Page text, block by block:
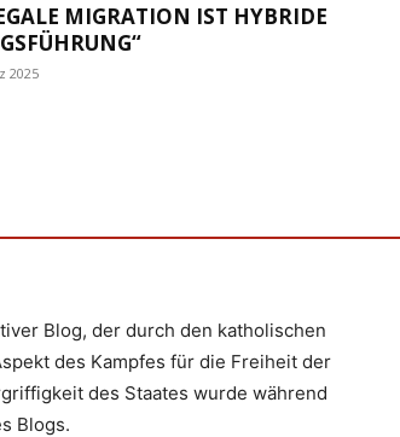
MIGRATION IST HYBRIDE
2025
Blog, der durch den katholischen
des Kampfes für die Freiheit der
des Staates wurde während
Blogs.